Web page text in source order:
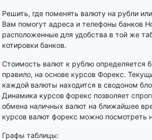
Решить, где поменять валюту на рубли
Вам помогут адреса и телефоны банков
расположенные для удобства в той же
котировки банков.
Стоимость валют к рублю определяется
правило, на основе курсов Форекс.
каждой валюты находится в сводоном
Динамика курсов форекс позволяет
обмена наличных валют на ближайшее
курсов валют форекс можно посмотреть
Графы таблицы: